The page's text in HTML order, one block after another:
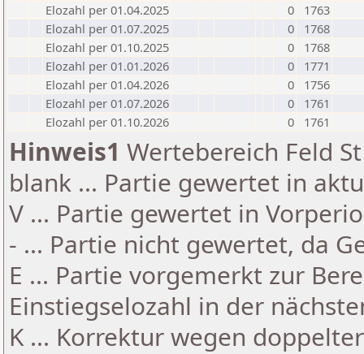
Elozahl per 01.04.2025
0
1763
Elozahl per 01.07.2025
0
1768
Elozahl per 01.10.2025
0
1768
Elozahl per 01.01.2026
0
1771
Elozahl per 01.04.2026
0
1756
Elozahl per 01.07.2026
0
1761
Elozahl per 01.10.2026
0 1761
Hinweis1 Wertebereich Feld
blank ... Partie gewertet in
V ... Partie gewertet in
- ... Partie nicht gewertet, da
E ... Partie vorgemerkt zur
Einstiegselozahl in der
K ... Korrektur wegen